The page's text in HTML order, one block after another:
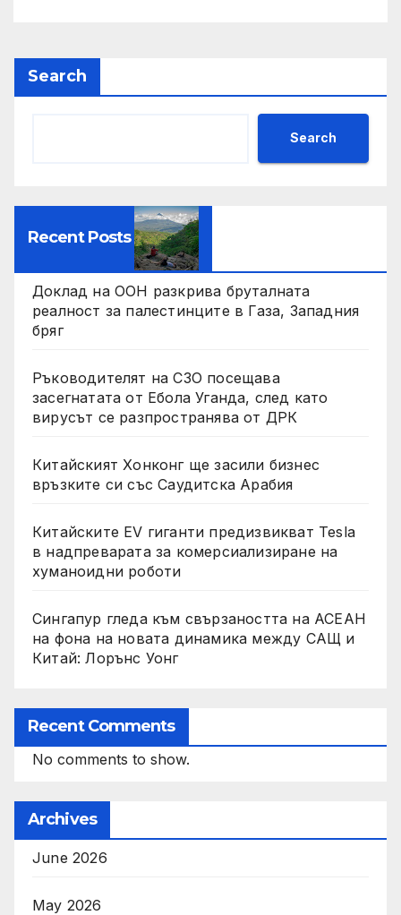
Search
Search
Recent Posts
Доклад на ООН разкрива бруталната
реалност за палестинците в Газа, Западния
бряг
Ръководителят на СЗО посещава
засегнатата от Ебола Уганда, след като
вирусът се разпространява от ДРК
Китайският Хонконг ще засили бизнес
връзките си със Саудитска Арабия
Китайските EV гиганти предизвикват Tesla
в надпреварата за комерсиализиране на
хуманоидни роботи
Сингапур гледа към свързаността на АСЕАН
на фона на новата динамика между САЩ и
Китай: Лорънс Уонг
Recent Comments
No comments to show.
Archives
June 2026
May 2026